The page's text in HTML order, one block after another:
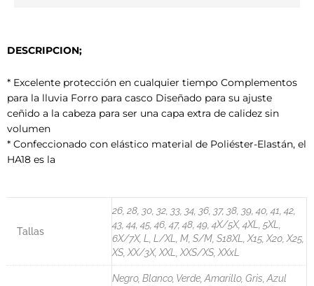
DESCRIPCION;
* Excelente protección en cualquier tiempo Complementos
para la lluvia Forro para casco Diseñado para su ajuste
ceñido a la cabeza para ser una capa extra de calidez sin
volumen
* Confeccionado con elástico material de Poliéster-Elastán, el
HA18 es la
Tallas
26, 28, 30, 32, 33, 34, 36, 37, 38, 39, 40, 41, 42,
43, 44, 45, 46, 47, 48, 49, 4X/5X, 4XL, 5XL,
6X/7X, L, L/XL, M, S/M, S18XL, X15, X20, X25,
XS, XX/3X, XXL, XXS/XS, XXxL
Negro, Blanco, Verde, Amarillo, Gris, Azul